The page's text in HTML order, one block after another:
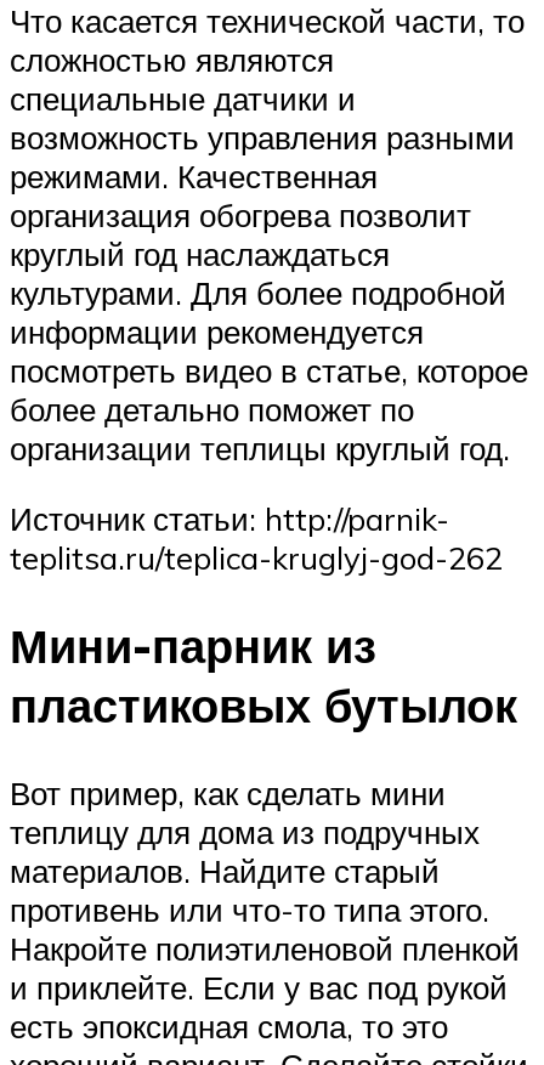
Что касается технической части, то
сложностью являются
специальные датчики и
возможность управления разными
режимами. Качественная
организация обогрева позволит
круглый год наслаждаться
культурами. Для более подробной
информации рекомендуется
посмотреть видео в статье, которое
более детально поможет по
организации теплицы круглый год.
Источник статьи: http://parnik-
teplitsa.ru/teplica-kruglyj-god-262
Мини-парник из
пластиковых бутылок
Вот пример, как сделать мини
теплицу для дома из подручных
материалов. Найдите старый
противень или что-то типа этого.
Накройте полиэтиленовой пленкой
и приклейте. Если у вас под рукой
есть эпоксидная смола, то это